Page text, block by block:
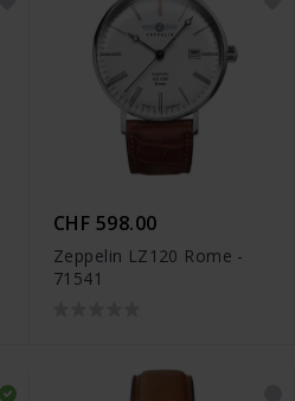
CHF 598.00
Zeppelin LZ120 Rome -
71541